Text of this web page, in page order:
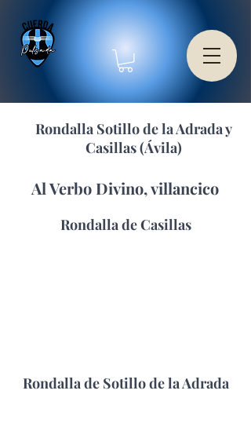
Rondalla Sotillo de la Adrada y
Casillas (Ávila)
Al Verbo Divino, villancico
Rondalla de Casillas
Rondalla de Sotillo de la Adrada